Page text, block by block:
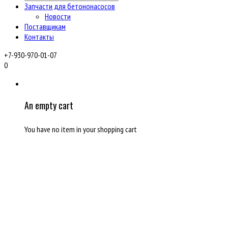
Запчасти для бетононасосов
Новости
Поставщикам
Контакты
+7-930-970-01-07
0
An empty cart
You have no item in your shopping cart